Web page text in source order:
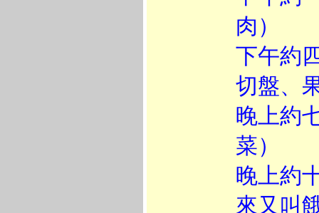
肉）
下午約
切盤、
晚上約
菜）
晚上約
來又叫